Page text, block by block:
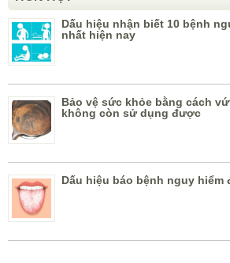
Dấu hiệu nhận biết 10 bệnh
nhất hiện nay
Bảo vệ sức khỏe bằng cách
không còn sử dụng được
Dấu hiệu báo bệnh nguy hiểm